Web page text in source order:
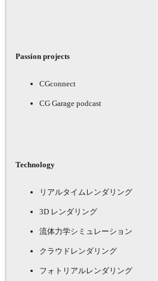
Passion projects
CGconnect
CG Garage podcast
Technology
リアルタイムレンダリング
3D レンダリング
流体力学シミュレーション
クラウドレンダリング
フォトリアルレンダリング